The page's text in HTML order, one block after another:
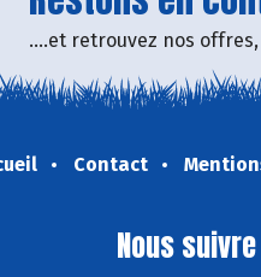
....et retrouvez nos
Contact
Nous